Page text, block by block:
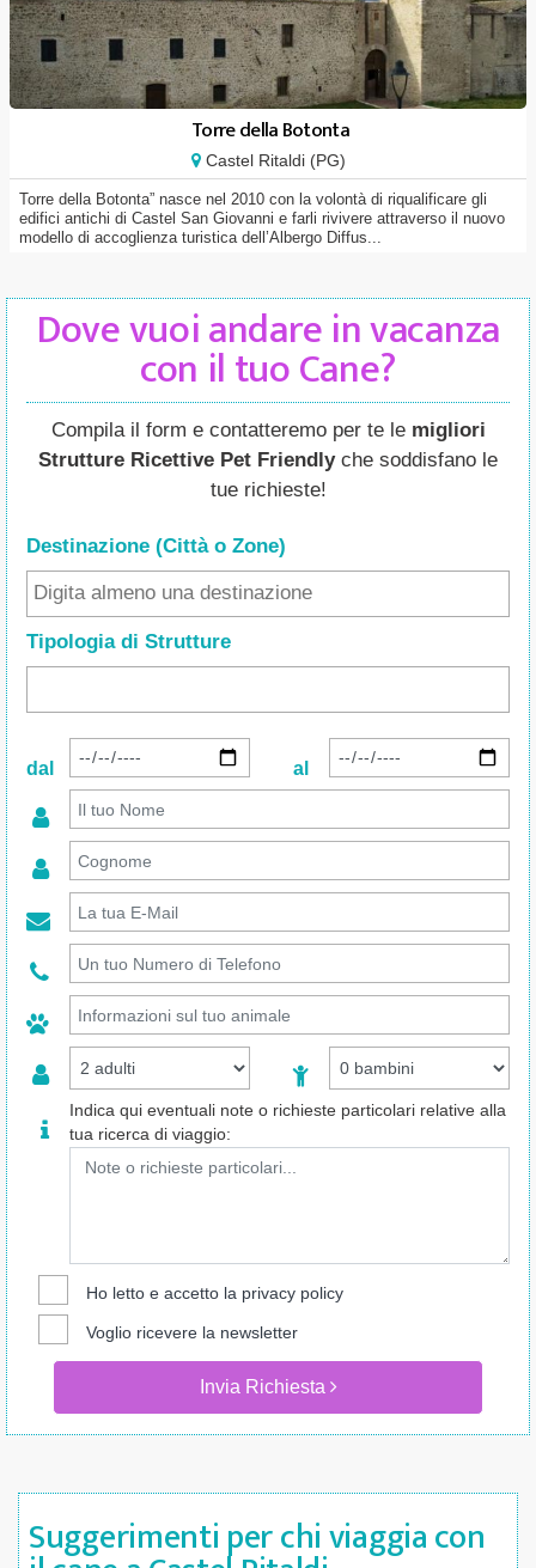
Torre della Botonta
Castel Ritaldi (PG)
Torre della Botonta” nasce nel 2010 con la volontà di riqualificare gli
edifici antichi di Castel San Giovanni e farli rivivere attraverso il nuovo
modello di accoglienza turistica dell’Albergo Diffus...
Dove vuoi andare in vacanza
con il tuo Cane?
Compila il form e contatteremo per te le migliori
Strutture Ricettive Pet Friendlyche soddisfano le
tue richieste!
Destinazione (Città o Zone)
Tipologia di Strutture
dal al
Indica qui eventuali note o richieste particolari relative alla
tua ricerca di viaggio:
Ho letto e accetto la privacy policy
Voglio ricevere la newsletter
Invia Richiesta
Suggerimenti per chi viaggia con